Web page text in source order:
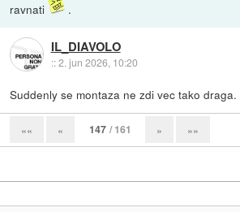
ravnati
.
IL_DIAVOLO
::2. jun 2026, 10:20
Suddenly se montaza ne zdi vec tako draga.
«« « 147 / 161 » »»